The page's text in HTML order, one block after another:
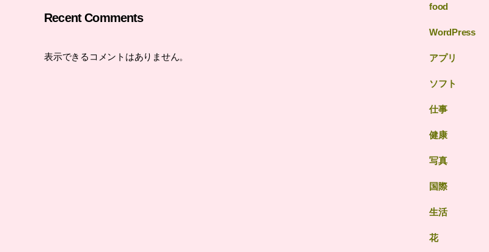
Recent Comments
表示できるコメントはありません。
food
WordPress
アプリ
ソフト
仕事
健康
写真
国際
生活
花